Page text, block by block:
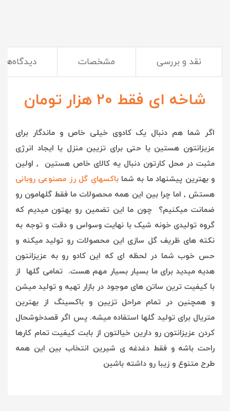
نقد و بررسی مشخصات دیدگاه‌ها
شاخه ای فقط 20 هزار تومان
اگر شما هم دنبال یک کادوی خیلی خاص و ماندگار برای
عزیزانتون هستین یا حتی برای تزیین منزل یا ایجاد انرژی
مثبت در محل کارتون دنبال یه کالای خاص هستین , اولین
و بهترین پیشنهاد ما به شماباکسهای گل رز مصنوعی روبانی
هستش , اما چرا بین این همه محصولات ما فقط گلهامون رو
ضمانت میکنیم؟ چون ما این تضمین رو بهتون میدیم که
گروه تولیدی خونه شیک با نهایت وسواس و دقت و توجه به
نکته های ظریف گل سازی این محصولات رو تولید میکنه و
حس خوب شما در لحظه ای که این کادو رو به عزیزانتون
هدیه میدید برای ما بسیار بسیار مهم هست. تمامی گلها از
با کیفیت ترین ساتن های موجود در بازار تهیه و تولید میشن
و همچنین در تمام مراحل تزیین و باکسینگ از بهترین
متریال برای تولید گلها استفاده میشه. پس اگر قصدخوشحال
کردن عزیزانتون رو دارین خیالتون از بابت کیفیت تمام کارها
راحت باشه و فقط دغدغه ی شیرین انتخاب بین این همه
طرح متنوع و زیبا رو داشته باشین